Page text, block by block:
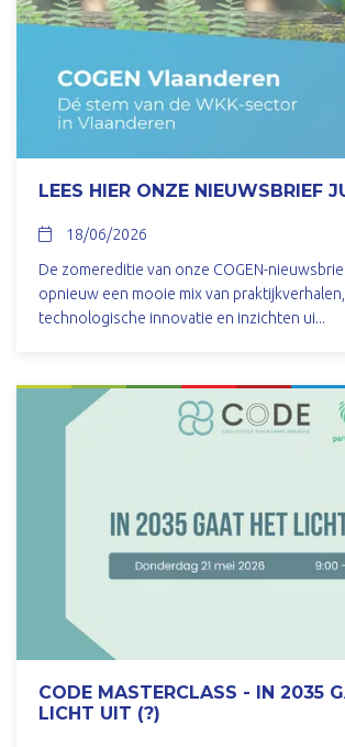
LEES HIER ONZE NIEUWSBRIEF
18/06/2026
De zomereditie van onze COGEN-
opnieuw een mooie mix van praktijkverhalen,
technologische innovatie en inzichten ui...
CODE MASTERCLASS - IN 2035
LICHT UIT (?)